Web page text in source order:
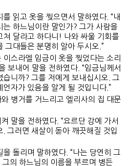
읽고 옷을 찢으면서 말하였다. “내
는 하느님이란 말인가? 그가 사람을
쳐 달라고 하다니! 나와 싸울 기회를
그대들은 분명히 알아 두시오.”
스라엘 임금이 옷을 찢었다는 소리
보내어 말을 전하였다. “임금님께서
니까? 그를 저에게 보내십시오. 그
자가 있음을 알게 될 것입니다.”
병거를 거느리고 엘리사의 집 대문
말을 전하였다. “요르단 강에 가서
. 그러면 새살이 돋아 깨끗해질 것입
돌리며 말하였다. “나는 당연히 그
의 하느님의 이름을 부르며 병든